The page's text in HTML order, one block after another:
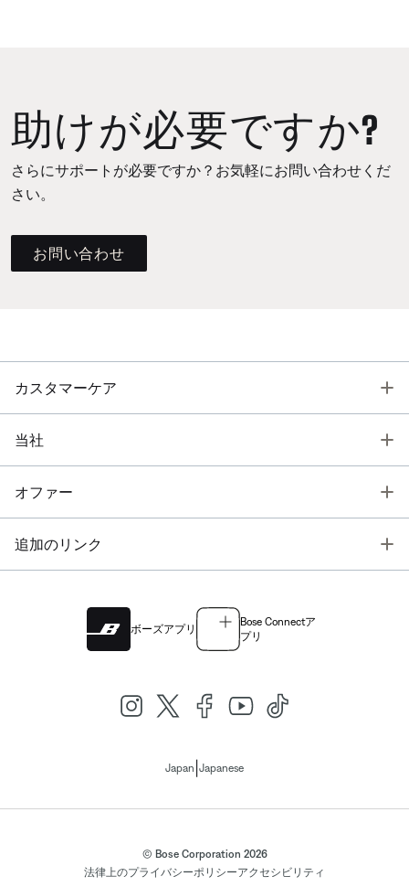
助けが必要ですか?
さらにサポートが必要ですか？お気軽にお問い合わせくだ
さい。
お問い合わせ
カスタマーケア
当社
オファー
追加のリンク
ボーズアプリ
Bose Connectア
プリ
Japan Japanese
© Bose Corporation 2026
法律上のプライバシーポリシーアクセシビリティ